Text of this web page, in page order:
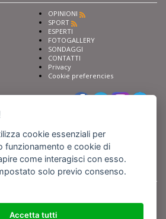
OPINIONI
SPORT
ESPERTI
FOTOGALLERY
SONDAGGI
CONTATTI
Privacy
Cookie preferencies
All rights reserved - Tutte le fotografie recanti il
da BARIREPORT s.a.s. che ne
cookie essenziali per
funzionamento e cookie di
come interagisci con esso.
solo previo consenso.
Accetta tutti